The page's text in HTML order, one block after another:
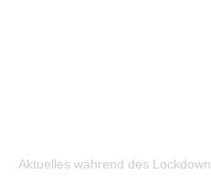
Aktuelles während des Lockdown